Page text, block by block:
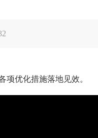
优化措施落地见效。